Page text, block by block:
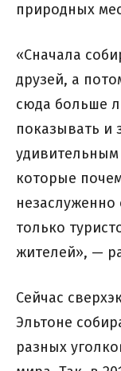
природных
«Сначала
друзей, а
сюда больше
показывать и
которые
незаслуженно
только
жителей», —
Сейчас
Эльтоне
разных